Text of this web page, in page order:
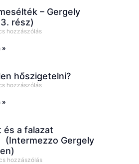
– Gergely
rész)
hozzászólás
»
hőszigetelni?
hozzászólás
»
és a falazat
(Intermezzo Gergely
hozzászólás